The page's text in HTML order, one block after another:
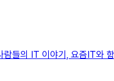
들의 IT 이야기, 요즘IT와